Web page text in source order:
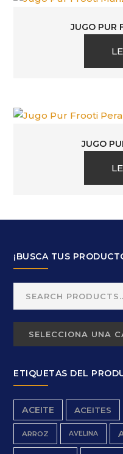
JUGO PUR
JUGO
¡BUSCA TUS
ETIQUETAS DEL
ACEITE ACEITES
ARROZ AVELINA